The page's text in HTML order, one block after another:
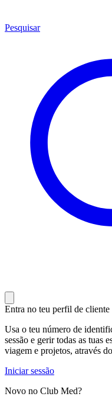
Pesquisar
Entra no teu perfil de cliente
Usa o teu número de
sessão e gerir todas as tuas
viagem e projetos, através
Iniciar sessão
Novo no Club Med?